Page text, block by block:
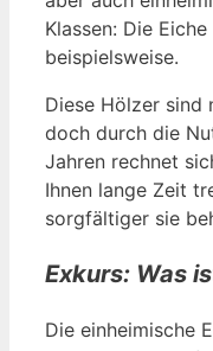
Klassen: Die
beispielsweise.
Diese Hölzer sind
doch durch die
Jahren rechnet
Ihnen lange Zeit
sorgfältiger sie
Exkurs: Was
Die einheimische